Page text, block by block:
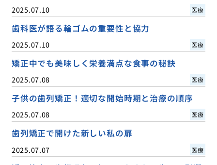
2025.07.10 医療
歯科医が語る輪ゴムの重要性と協力
2025.07.10 医療
矯正中でも美味しく栄養満点な食事の秘訣
2025.07.08 医療
子供の歯列矯正！適切な開始時期と治療の順序
2025.07.08 医療
歯列矯正で開けた新しい私の扉
2025.07.07 医療